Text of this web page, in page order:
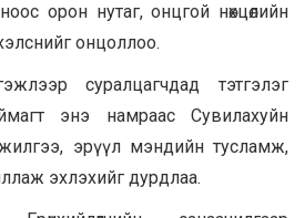
орон нутаг, онцгой нөхцөлийн
онцоллоо.
суралцагчдад тэтгэлэг
энэ намраас Сувилахуйн
эрүүл мэндийн тусламж,
эхлэхийг дурдлаа.